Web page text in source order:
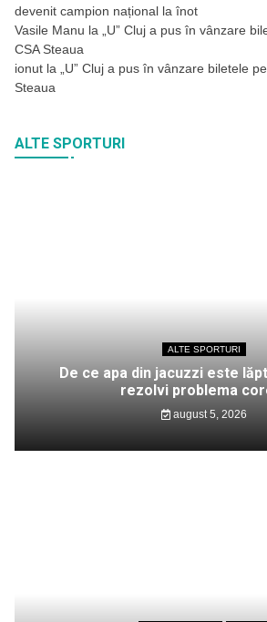
devenit campion național la înot
Vasile Manu la
„U” Cluj a pus în vânzare
CSA Steaua
ionut la
„U” Cluj a pus în vânzare biletele
Steaua
ALTE SPORTURI
ALTE SPORTURI
De ce apa din jacuzzi este
rezolvi problema
august 5, 2026